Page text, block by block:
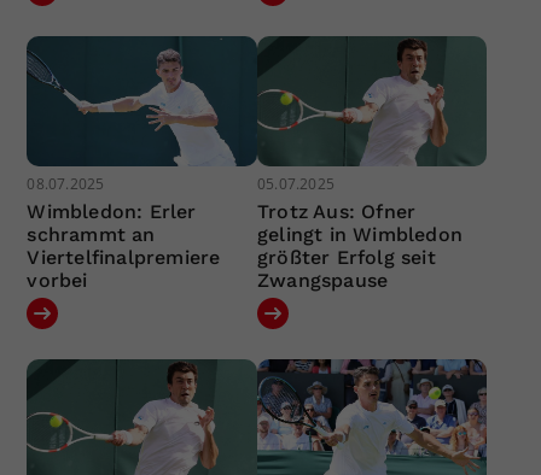
08.07.2025
Wimbledon: Erler
schrammt an
Viertelfinalpremiere
vorbei
05.07.2025
Trotz Aus: Ofner
gelingt in Wimbledon
größter Erfolg seit
Zwangspause